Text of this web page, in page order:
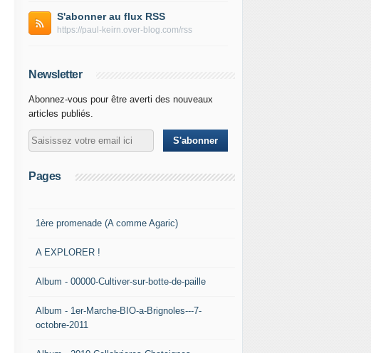
S'abonner au flux RSS
https://paul-keirn.over-blog.com/rss
Newsletter
Abonnez-vous pour être averti des nouveaux
articles publiés.
Pages
1ère promenade (A comme Agaric)
A EXPLORER !
Album - 00000-Cultiver-sur-botte-de-paille
Album - 1er-Marche-BIO-a-Brignoles---7-
octobre-2011